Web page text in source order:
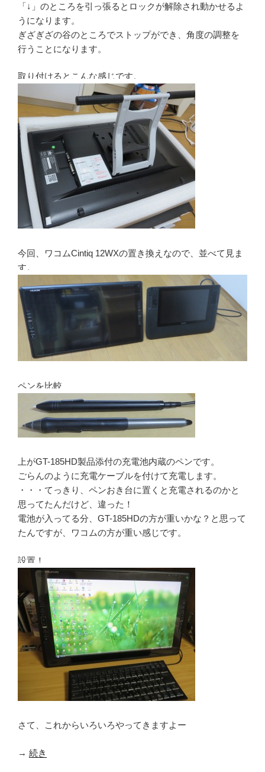
「↓」のところを引っ張るとロックが解除され動かせるよ
うになります。
ぎざぎざの谷のところでストップができ、角度の調整を
行うことになります。
取り付けるとこんな感じです。
今回、ワコムCintiq 12WXの置き換えなので、並べて見ま
す。
ペンを比較
上がGT-185HD製品添付の充電池内蔵のペンです。
ごらんのように充電ケーブルを付けて充電します。
・・・てっきり、ペンおき台に置くと充電されるのかと
思ってたんだけど、違った！
電池が入ってる分、GT-185HDの方が重いかな？と思って
たんですが、ワコムの方が重い感じです。
設置！
さて、これからいろいろやってきますよー
→ 続き